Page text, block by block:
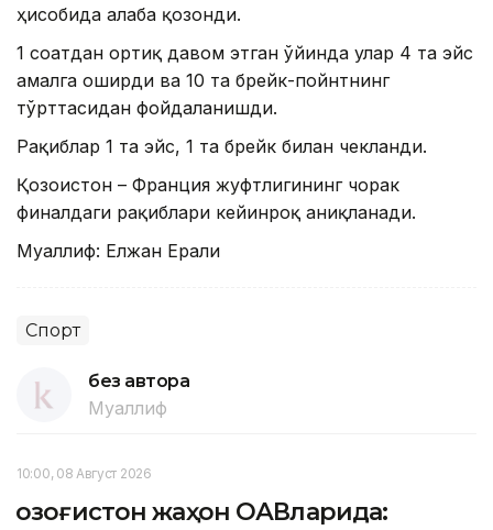
ҳисобида ғалаба қозонди.
1 соатдан ортиқ давом этган ўйинда улар 4 та эйс
амалга оширди ва 10 та брейк-пойнтнинг
тўрттасидан фойдаланишди.
Рақиблар 1 та эйс, 1 та брейк билан чекланди.
Қозоғистон – Франция жуфтлигининг чорак
финалдаги рақиблари кейинроқ аниқланади.
Муаллиф: Елжан Ерали
Спорт
без автора
Муаллиф
10:00, 08 Август 2026
Қозоғистон жаҳон ОАВларида: